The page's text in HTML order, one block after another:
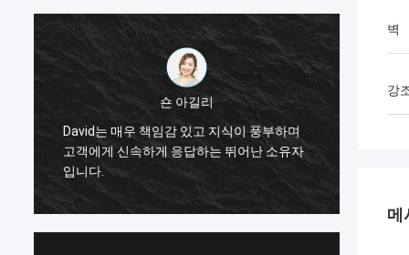
마이클 케언즈
전 세계 어디에서나 배송할 수 있는 강철 프
레임 하우징 솔루션을 찾는 사람들에게
Deep Blue Smarthouse의 David를 적극 추
천합니다.
벽
강
메